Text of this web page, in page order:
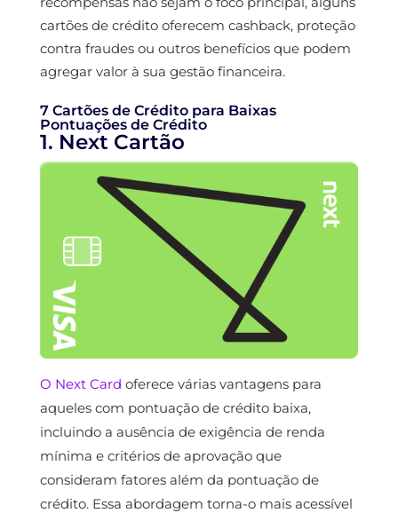
cartões de crédito oferecem cashback, proteção
contra fraudes ou outros benefícios que podem
agregar valor à sua gestão financeira.
7 Cartões de Crédito para Baixas
Pontuações de Crédito
1. Next Cartão
O Next Card oferece várias vantagens para
aqueles com pontuação de crédito baixa,
incluindo a ausência de exigência de renda
mínima e critérios de aprovação que
consideram fatores além da pontuação de
crédito. Essa abordagem torna-o mais acessível